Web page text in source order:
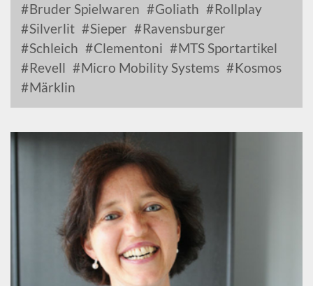
Bruder Spielwaren
Goliath
Rollplay
Silverlit
Sieper
Ravensburger
Schleich
Clementoni
MTS Sportartikel
Revell
Micro Mobility Systems
Kosmos
Märklin